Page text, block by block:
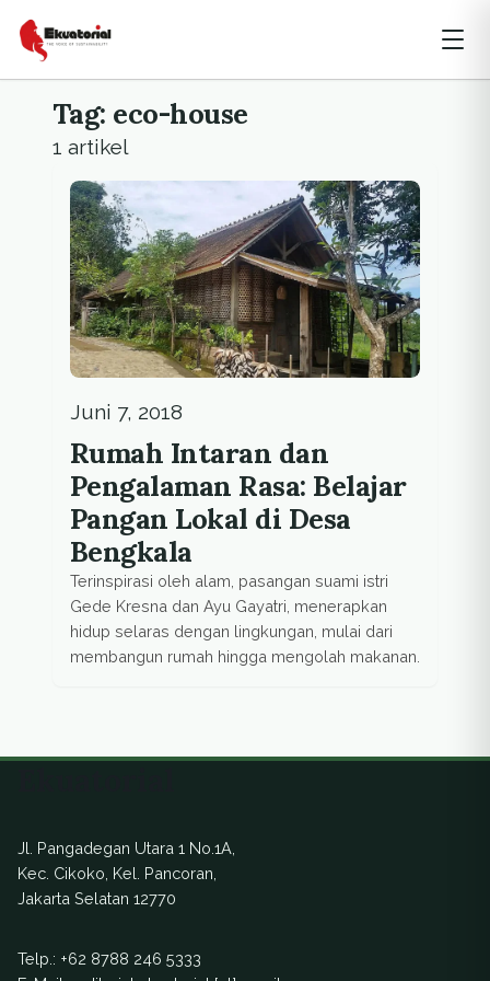
Tag: eco-house
1 artikel
Juni 7, 2018
Rumah Intaran dan
Pengalaman Rasa: Belajar
Pangan Lokal di Desa
Bengkala
Terinspirasi oleh alam, pasangan suami istri
Gede Kresna dan Ayu Gayatri, menerapkan
hidup selaras dengan lingkungan, mulai dari
membangun rumah hingga mengolah makanan.
Jl. Pangadegan Utara 1 No.1A,
Kec. Cikoko, Kel. Pancoran,
Jakarta Selatan 12770
Telp.: +62 8788 246 5333